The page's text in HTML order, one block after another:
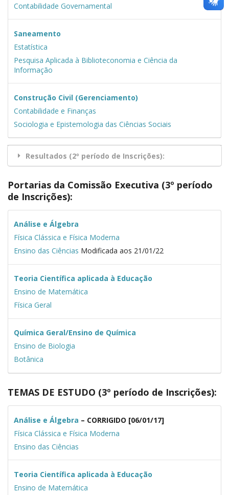
Contabilidade Governamental
Saneamento
Estatística
Pesquisa Aplicada à Biblioteconomia e Ciência da
Informação
Construção Civil (Gerenciamento)
Contabilidade e Finanças
Sociologia e Epistemologia das Ciências Sociais
Resultados (2º período de Inscrições):
Portarias da Comissão Executiva (3º período
de Inscrições):
Análise e Álgebra
Física Clássica e Física Moderna
Ensino das Ciências Modificada aos 21/01/22
Teoria Científica aplicada à Educação
Ensino de Matemática
Física Geral
Química Geral/Ensino de Química
Ensino de Biologia
Botânica
TEMAS DE ESTUDO (3º período de Inscrições):
Análise e Álgebra – CORRIGIDO [06/01/17]
Física Clássica e Física Moderna
Ensino das Ciências
Teoria Científica aplicada à Educação
Ensino de Matemática